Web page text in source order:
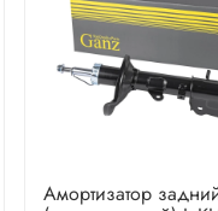
Амортизатор